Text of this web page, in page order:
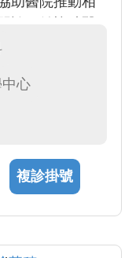
師訓練醫院;並
老年學暨老年
照護相關之計
心
複診掛號